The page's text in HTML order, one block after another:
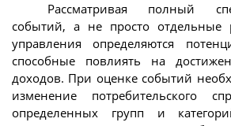
Рассматривая полный
событий, а не просто отдельные
управления определяются
способные повлиять на
доходов. При оценке событий
изменение потребительского
определенных групп и